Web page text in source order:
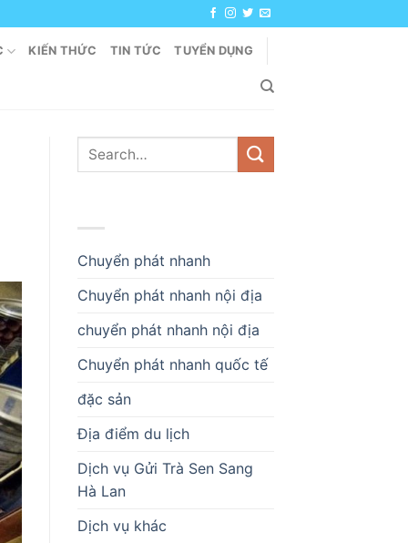
KIẾN THỨC TIN TỨC TUYỂN DỤNG
Chuyển phát nhanh
Chuyển phát nhanh nội địa
chuyển phát nhanh nội địa
Chuyển phát nhanh quốc tế
đặc sản
Địa điểm du lịch
Dịch vụ Gửi Trà Sen Sang
Hà Lan
Dịch vụ khác